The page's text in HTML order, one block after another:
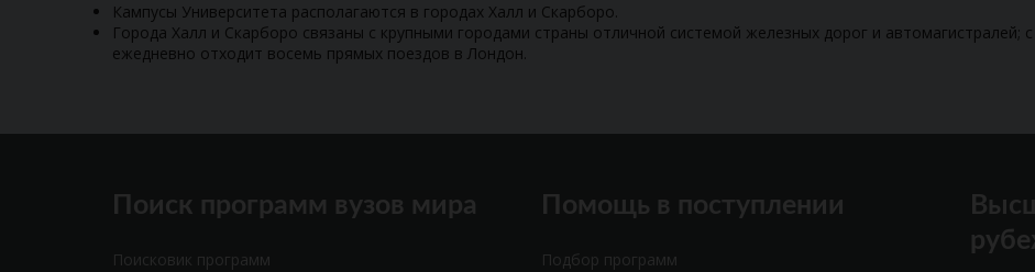
Кампусы Университета располагаются в городах Халл и Скарборо.
Города Халл и Скарборо связаны с крупными городами страны отличной системой железных дорог и автомагистралей;
ежедневно отходит восемь прямых поездов в Лондон.
Поиск программ вузов мира
Поисковик программ
Помощь в поступлении
Подбор программ